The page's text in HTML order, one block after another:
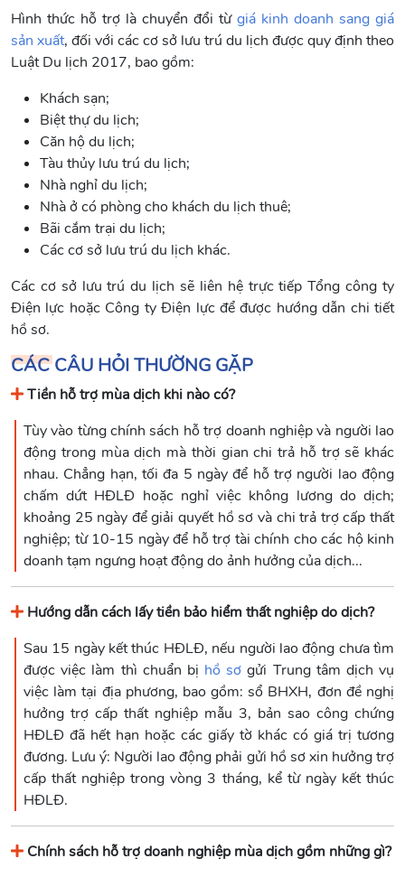
Hình thức hỗ trợ là chuyển đổi từ giá kinh doanh sang giá
sản xuất, đối với các cơ sở lưu trú du lịch được quy định theo
Luật Du lịch 2017, bao gồm:
Khách sạn;
Biệt thự du lịch;
Căn hộ du lịch;
Tàu thủy lưu trú du lịch;
Nhà nghỉ du lịch;
Nhà ở có phòng cho khách du lịch thuê;
Bãi cắm trại du lịch;
Các cơ sở lưu trú du lịch khác.
Các cơ sở lưu trú du lịch sẽ liên hệ trực tiếp Tổng công ty
Điện lực hoặc Công ty Điện lực để được hướng dẫn chi tiết
hồ sơ.
CÁC CÂU HỎI THƯỜNG GẶP
Tiền hỗ trợ mùa dịch khi nào có?
Tùy vào từng chính sách hỗ trợ doanh nghiệp và người lao
động trong mùa dịch mà thời gian chi trả hỗ trợ sẽ khác
nhau. Chẳng hạn, tối đa 5 ngày để hỗ trợ người lao động
chấm dứt HĐLĐ hoặc nghỉ việc không lương do dịch;
khoảng 25 ngày để giải quyết hồ sơ và chi trả trợ cấp thất
nghiệp; từ 10-15 ngày để hỗ trợ tài chính cho các hộ kinh
doanh tạm ngưng hoạt động do ảnh hưởng của dịch...
Hướng dẫn cách lấy tiền bảo hiểm thất nghiệp do dịch?
Sau 15 ngày kết thúc HĐLĐ, nếu người lao động chưa tìm
được việc làm thì chuẩn bị hồ sơ gửi Trung tâm dịch vụ
việc làm tại địa phương, bao gồm: sổ BHXH, đơn đề nghị
hưởng trợ cấp thất nghiệp mẫu 3, bản sao công chứng
HĐLĐ đã hết hạn hoặc các giấy tờ khác có giá trị tương
đương. Lưu ý: Người lao động phải gửi hồ sơ xin hưởng trợ
cấp thất nghiệp trong vòng 3 tháng, kể từ ngày kết thúc
HĐLĐ.
Chính sách hỗ trợ doanh nghiệp mùa dịch gồm những gì?